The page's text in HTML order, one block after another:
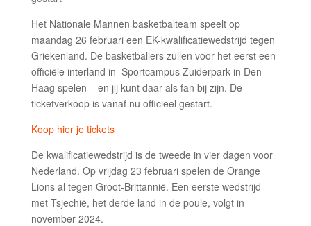
Het Nationale Mannen basketbalteam speelt op
maandag 26 februari een EK-kwalificatiewedstrijd tegen
Griekenland. De basketballers zullen voor het eerst een
officiële interland in Sportcampus Zuiderpark in Den
Haag spelen – en jij kunt daar als fan bij zijn. De
ticketverkoop is vanaf nu officieel gestart.
Koop hier je tickets
De kwalificatiewedstrijd is de tweede in vier dagen voor
Nederland. Op vrijdag 23 februari spelen de Orange
Lions al tegen Groot-Brittannië. Een eerste wedstrijd
met Tsjechië, het derde land in de poule, volgt in
november 2024.